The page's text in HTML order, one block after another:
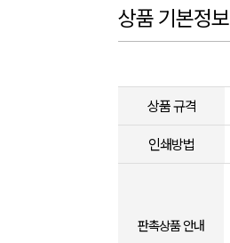
상품 기본정보
상품 규격
인쇄방법
판촉상품 안내